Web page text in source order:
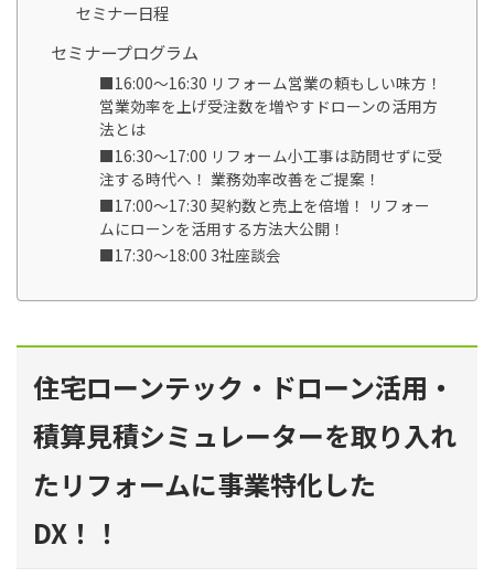
セミナー日程
セミナープログラム
■16:00〜16:30 リフォーム営業の頼もしい味方！
営業効率を上げ受注数を増やすドローンの活用方
法とは
■16:30〜17:00 リフォーム小工事は訪問せずに受
注する時代へ！ 業務効率改善をご提案！
■17:00〜17:30 契約数と売上を倍増！ リフォー
ムにローンを活用する方法大公開！
■17:30〜18:00 3社座談会
住宅ローンテック・ドローン活用・
積算見積シミュレーターを取り入れ
たリフォームに事業特化した
DX！！